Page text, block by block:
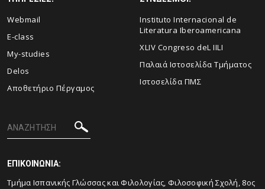
Webmail
E-class
My-studies
Delos
Αποθετήριο Πέργαμος
Instituto Internacional de
Literatura Iberoamericana
XLIV Congreso deL IILI
Παλαιά Ιστοσελίδα Τμήματος
Ιστοσελίδα ΠΜΣ
ΕΠΙΚΟΙΝΩΝΙΑ:
Τμήμα Ισπανικής Γλώσσας και Φιλολογίας, Φιλοσοφική Σχολή, 8ος